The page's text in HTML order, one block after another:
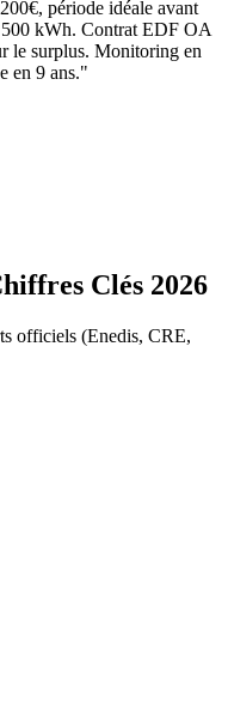
période idéale avant
kWh. Contrat EDF OA
le surplus. Monitoring en
en 9 ans."
Clés 2026
officiels (Enedis, CRE,